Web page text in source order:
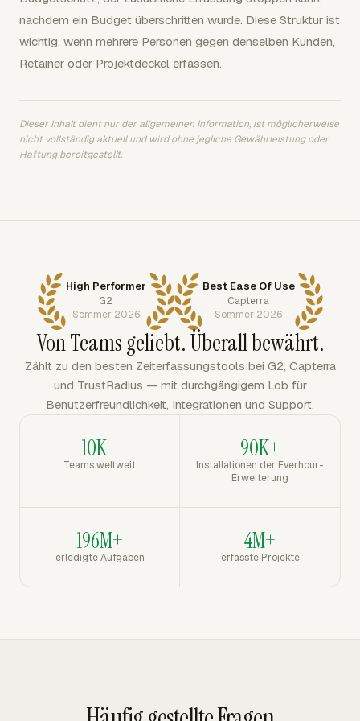
nachdem ein Budget überschritten wurde. Diese Struktur ist
wichtig, wenn mehrere Personen gegen denselben Kunden,
Retainer oder Projektdeckel erfassen.
Dieser Inhalt dient nur der allgemeinen Information, ist möglicherweise
nicht vollständig aktuell und wird ohne jegliche Gewährleistung oder
Haftung bereitgestellt.
High Performer
G2
Sommer 2026
Best Ease Of Use
Capterra
Sommer 2026
Von Teams geliebt. Überall bewährt.
Zählt zu den besten Zeiterfassungstools bei G2, Capterra
und TrustRadius — mit durchgängigem Lob für
Benutzerfreundlichkeit, Integrationen und Support.
10K+
Teams weltweit
90K+
Installationen der Everhour-
Erweiterung
196M+
erledigte Aufgaben
4M+
erfasste Projekte